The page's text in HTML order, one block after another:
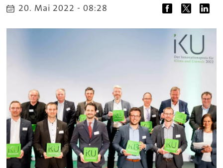
20. Mai 2022 - 08:28